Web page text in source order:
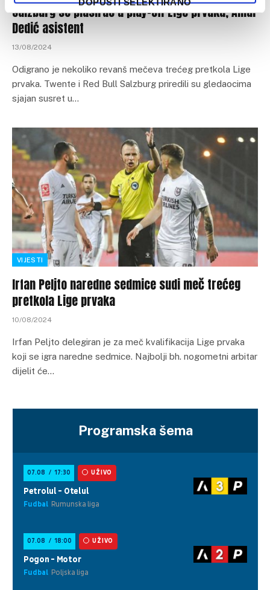
Salzburg se plasirao u play-off Lige prvaka, Amar
Dedić asistent
13/08/2024
Odigrano je nekoliko revanš mečeva trećeg pretkola Lige
prvaka. Twente i Red Bull Salzburg priredili su gledaocima
sjajan susret u…
VIJESTI
Irfan Peljto naredne sedmice sudi meč trećeg
pretkola Lige prvaka
10/08/2024
Irfan Peljto delegiran je za meč kvalifikacija Lige prvaka
koji se igra naredne sedmice. Najbolji bh. nogometni arbitar
dijelit će…
Programska šema